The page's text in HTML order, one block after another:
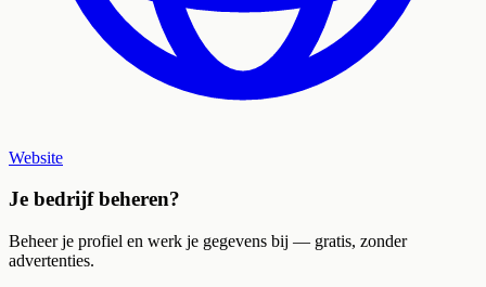
Website
Je bedrijf beheren?
Beheer je profiel en werk je gegevens bij — gratis, zonder
advertenties.